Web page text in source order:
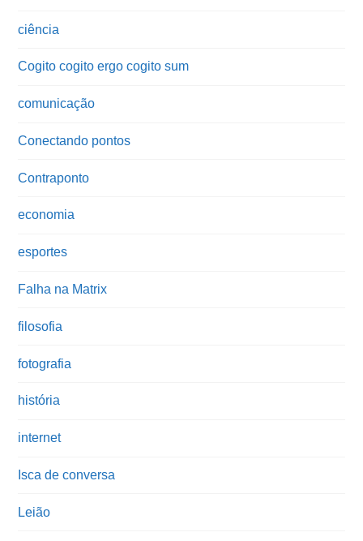
ciência
Cogito cogito ergo cogito sum
comunicação
Conectando pontos
Contraponto
economia
esportes
Falha na Matrix
filosofia
fotografia
história
internet
Isca de conversa
Leião